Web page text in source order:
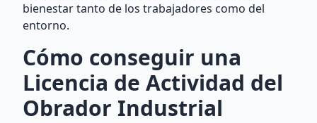
bienestar tanto de los trabajadores como del
entorno.
Cómo conseguir una
Licencia de Actividad del
Obrador Industrial